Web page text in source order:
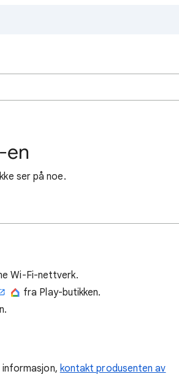
en
ser på noe.
Wi-Fi-nettverk.
fra Play-butikken.
kontakt produsenten av